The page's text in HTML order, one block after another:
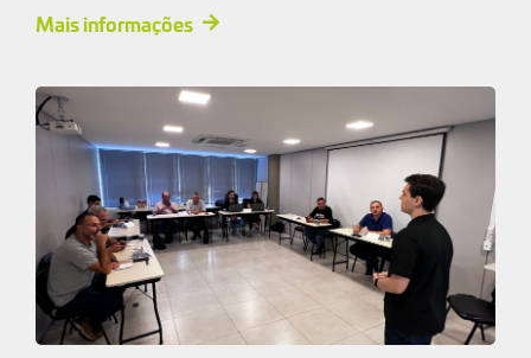
Mais informações